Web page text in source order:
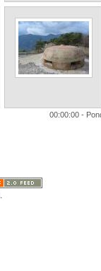
00:00:00 -
.